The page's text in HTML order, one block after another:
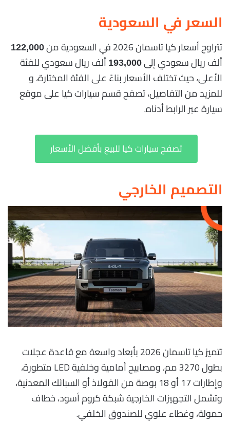
السعر في السعودية
تتراوح أسعار كيا تاسمان 2026 في السعودية من 122,000
ألف ريال سعودي إلى 193,000 ألف ريال سعودي للفئة
الأعلى، حيث تختلف الأسعار بناءً على الفئة المختارة، و
للمزيد من التفاصيل، تصفح قسم سيارات كيا على موقع
سيارة عبر الرابط أدناه.
تصفح سيارات كيا للبيع بأفضل الأسعار
التصميم الخارجي
تتميز كيا تاسمان 2026 بأبعاد واسعة مع قاعدة عجلات
بطول 3270 مم، ومصابيح أمامية وخلفية LED متطورة،
وإطارات 17 أو 18 بوصة من الفولاذ أو السبائك المعدنية،
وتشمل التجهيزات الخارجية شبكة كروم أسود، خطاف
حمولة، وغطاء علوي للصندوق الخلفي.